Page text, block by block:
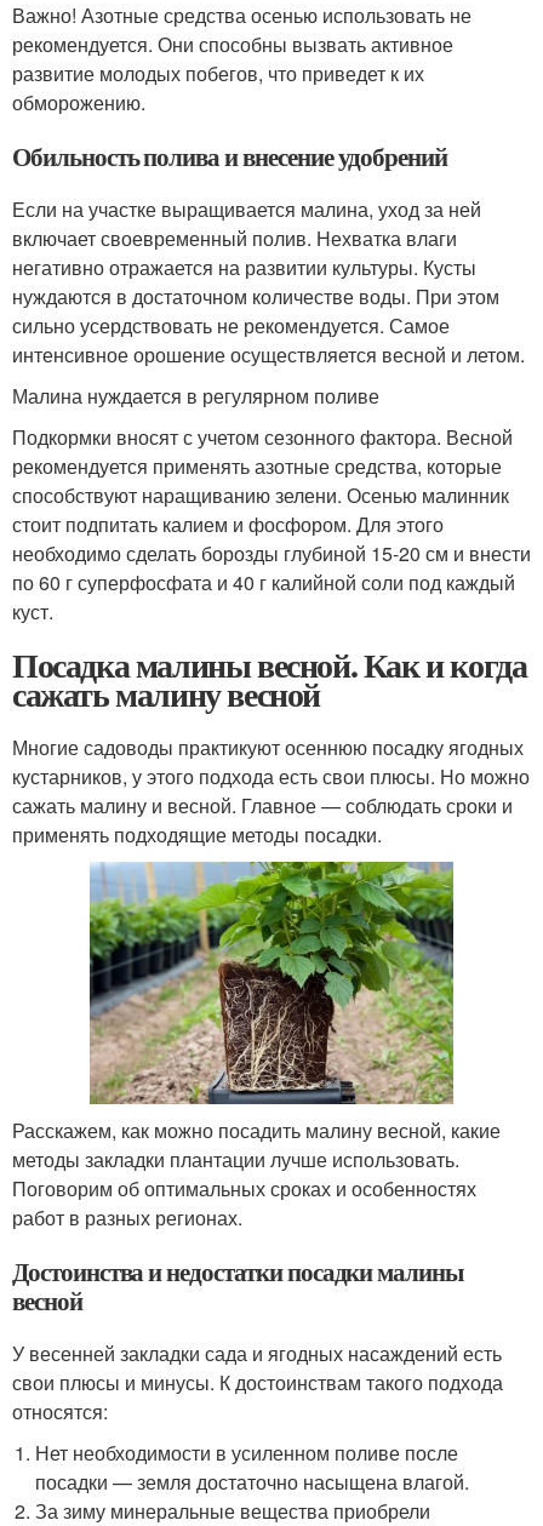
Важно! Азотные средства осенью использовать не
рекомендуется. Они способны вызвать активное
развитие молодых побегов, что приведет к их
обморожению.
Обильность полива и внесение удобрений
Если на участке выращивается малина, уход за ней
включает своевременный полив. Нехватка влаги
негативно отражается на развитии культуры. Кусты
нуждаются в достаточном количестве воды. При этом
сильно усердствовать не рекомендуется. Самое
интенсивное орошение осуществляется весной и летом.
Малина нуждается в регулярном поливе
Подкормки вносят с учетом сезонного фактора. Весной
рекомендуется применять азотные средства, которые
способствуют наращиванию зелени. Осенью малинник
стоит подпитать калием и фосфором. Для этого
необходимо сделать борозды глубиной 15-20 см и внести
по 60 г суперфосфата и 40 г калийной соли под каждый
куст.
Посадка малины весной. Как и когда
сажать малину весной
Многие садоводы практикуют осеннюю посадку ягодных
кустарников, у этого подхода есть свои плюсы. Но можно
сажать малину и весной. Главное — соблюдать сроки и
применять подходящие методы посадки.
Расскажем, как можно посадить малину весной, какие
методы закладки плантации лучше использовать.
Поговорим об оптимальных сроках и особенностях
работ в разных регионах.
Достоинства и недостатки посадки малины
весной
У весенней закладки сада и ягодных насаждений есть
свои плюсы и минусы. К достоинствам такого подхода
относятся:
Нет необходимости в усиленном поливе после
посадки — земля достаточно насыщена влагой.
За зиму минеральные вещества приобрели